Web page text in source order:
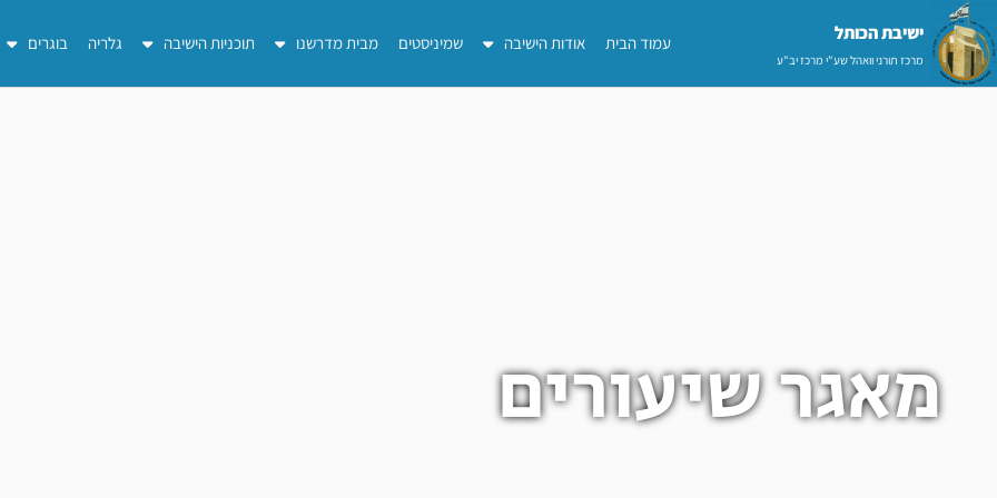
דילוג
לתוכן
ישיבת הכותל​
מרכז תורני וואהל שע"י מרכז יב"ע
עמוד הבית אודות הישיבה שמיניסטים מבית מדרשנו תוכניות הישיבה גלריה בוגרים
מאגר שיעורים